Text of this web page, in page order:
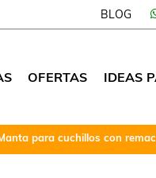
BLOG
OFERTAS IDEAS
para cuchillos con